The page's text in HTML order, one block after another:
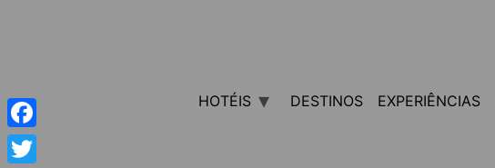
HOTÉIS DESTINOS EXPERIÊNCIAS
Facebook